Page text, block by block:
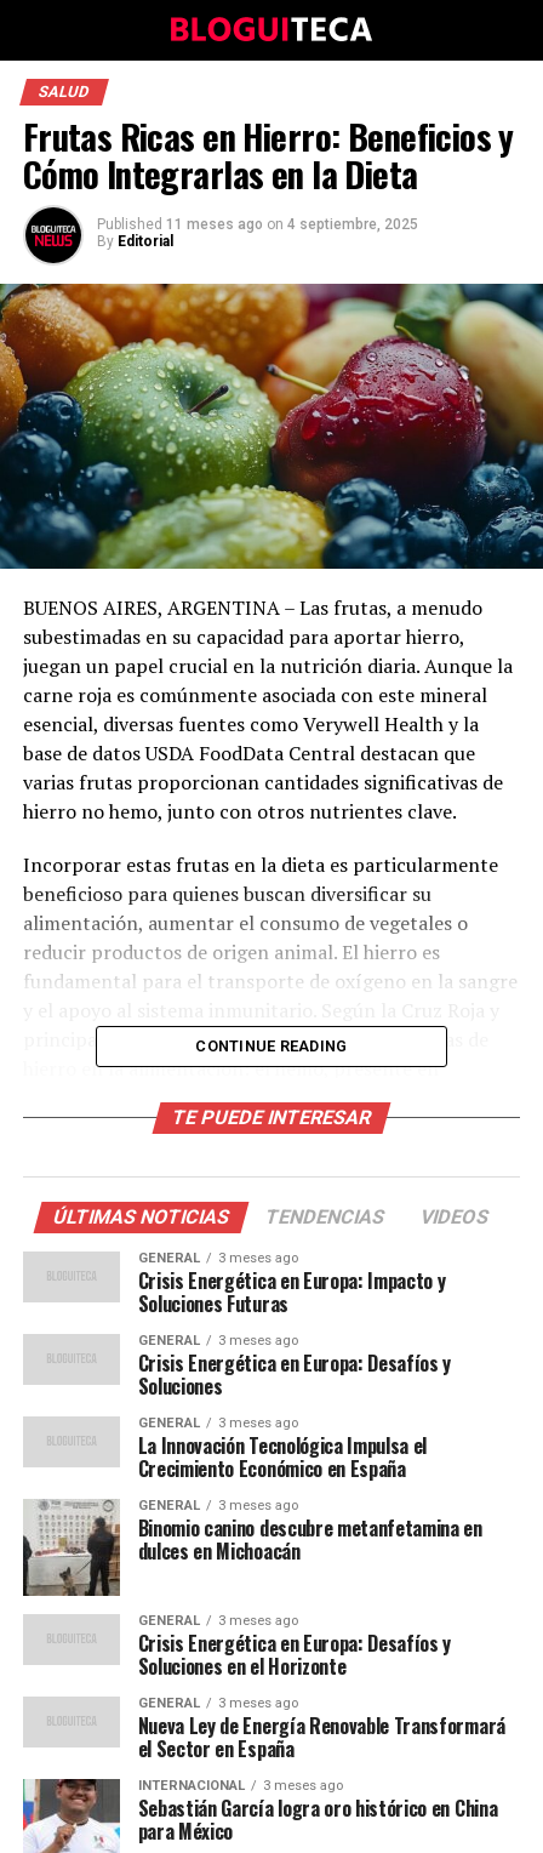
SALUD
Frutas Ricas en Hierro: Beneficios y
Cómo Integrarlas en la Dieta
Published 11 meses ago on 4 septiembre, 2025
By Editorial
BUENOS AIRES, ARGENTINA – Las frutas, a menudo
subestimadas en su capacidad para aportar hierro,
juegan un papel crucial en la nutrición diaria. Aunque la
carne roja es comúnmente asociada con este mineral
esencial, diversas fuentes como Verywell Health y la
base de datos USDA FoodData Central destacan que
varias frutas proporcionan cantidades significativas de
hierro no hemo, junto con otros nutrientes clave.
Incorporar estas frutas en la dieta es particularmente
beneficioso para quienes buscan diversificar su
alimentación, aumentar el consumo de vegetales o
reducir productos de origen animal. El hierro es
fundamental para el transporte de oxígeno en la sangre
principales institutos de salud, existen dos formas de
hierro en la alimentación: el hemo, presente en
alimentos de origen animal, y el no hemo, abundante en
vegetales y frutas. Para quienes siguen dietas
especialmente importante.
Importancia del Hierro en la
Dieta
El hierro es un mineral esencial en el cuerpo humano,
involucrado en funciones vitales como el transporte de
Cruz Roja y los institutos de salud destacan la diferencia
entre el hierro hemo, de absorción más eficiente, y el
hierro no hemo, cuya absorción es menor pero puede ser
optimizada con una dieta adecuada.
Las recomendaciones diarias de hierro varían según el
género, la edad y las condiciones fisiológicas. Por
ejemplo, las mujeres adolescentes necesitan
aproximadamente 15 mg diarios, mientras que las
mujeres de 19 a 50 años requieren cerca de 18 mg.
Durante el embarazo, la necesidad aumenta hasta 27
mg. Tras la menopausia, la cifra se reduce a 8 mg, al
igual que para hombres y adultos mayores. Vegetarianos
y veganos pueden requerir mayores cantidades debido a
la menor absorción del hierro no hemo.
CONTINUE READING
TE PUEDE INTERESAR
ÚLTIMAS NOTICIAS TENDENCIAS VIDEOS
GENERAL 3 meses ago
Crisis Energética en Europa: Impacto y
Soluciones Futuras
GENERAL 3 meses ago
Crisis Energética en Europa: Desafíos y
Soluciones
GENERAL 3 meses ago
La Innovación Tecnológica Impulsa el
Crecimiento Económico en España
GENERAL 3 meses ago
Binomio canino descubre metanfetamina en
dulces en Michoacán
GENERAL 3 meses ago
Crisis Energética en Europa: Desafíos y
Soluciones en el Horizonte
GENERAL 3 meses ago
Nueva Ley de Energía Renovable Transformará
el Sector en España
INTERNACIONAL 3 meses ago
Sebastián García logra oro histórico en China
para México